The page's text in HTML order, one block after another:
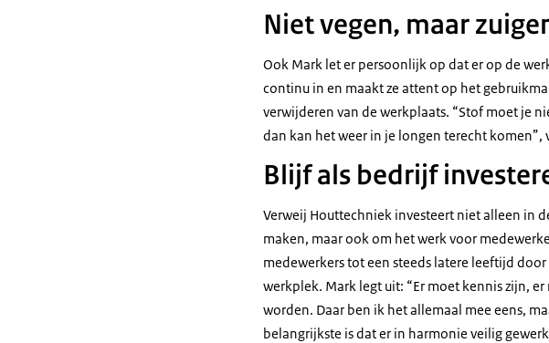
Niet vegen, maar
Ook Mark let er persoonlijk op dat er op de
continu in en maakt ze attent op het
verwijderen van de werkplaats. “Stof moet je
dan kan het weer in je longen terecht komen”,
Blijf als bedrijf
Verweij Houttechniek investeert niet alleen in
maken, maar ook om het werk voor
medewerkers tot een steeds latere leeftijd
werkplek. Mark legt uit: “Er moet kennis zijn,
worden. Daar ben ik het allemaal mee eens,
belangrijkste is dat er in harmonie veilig